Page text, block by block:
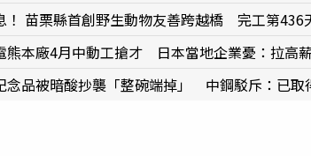
！ 苗栗縣首創野生動物友善跨越橋 完工第436
熊本廠4月中動工搶才 日本當地企業憂：拉高
念品被暗酸抄襲「整碗端掉」 中鋼駁斥：已取